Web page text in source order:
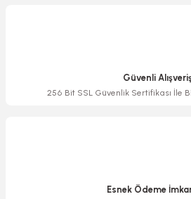
Ürün bilgilerinde hatalar bulunuyor.
Güvenli
256 Bit SSL Güvenlik Sertifikası İle
Esnek Ödeme